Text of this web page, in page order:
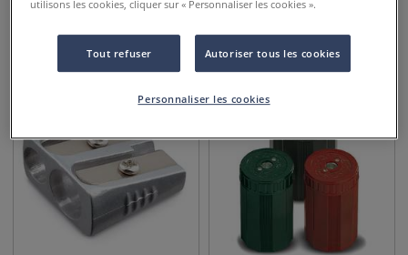
5,95€
utilisons les cookies, cliquer sur « Personnaliser les cookies ».
Tout refuser Autoriser tous les cookies
Personnaliser les cookies